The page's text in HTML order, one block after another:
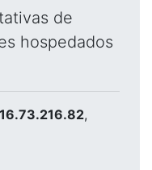
de
hospedados
,